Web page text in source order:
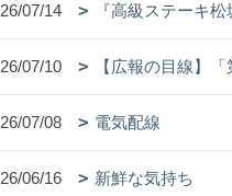
26/07/14 『高級ステーキ松
26/07/10 【広報の目線】
26/07/08 電気配線
26/06/16 新鮮な気持ち